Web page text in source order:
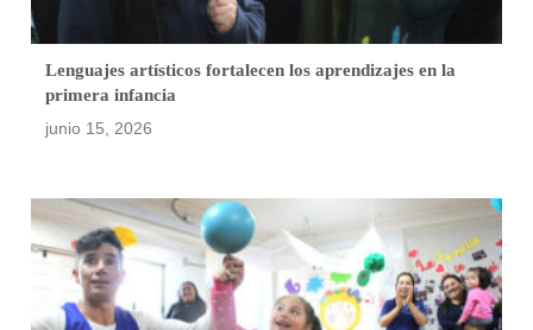
Lenguajes artísticos fortalecen los aprendizajes en la
primera infancia
junio 15, 2026